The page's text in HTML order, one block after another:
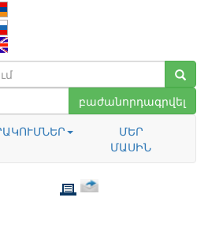
բաժանորդագրվել
ՄԵՐ
ՄԱՍԻՆ